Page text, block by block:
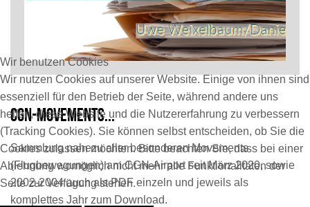
CGN-Movements...
Sammlung nahezu aller besonderen Movements
(Flugbewegungen) am CGN-Airport seit März 2020, sowie
2002-2004 auch als PDF einzeln und jeweils als
komplettes Jahr zum Download.
Wir benutzen Cookies
Wir nutzen Cookies auf unserer Website. Einige von ihnen sind
essenziell für den Betrieb der Seite, während andere uns
helfen, diese Website und die Nutzererfahrung zu verbessern
(Tracking Cookies). Sie können selbst entscheiden, ob Sie die
Cookies zulassen möchten. Bitte beachten Sie, dass bei einer
Ablehnung womöglich nicht mehr alle Funktionalitäten der
Seite zur Verfügung stehen.